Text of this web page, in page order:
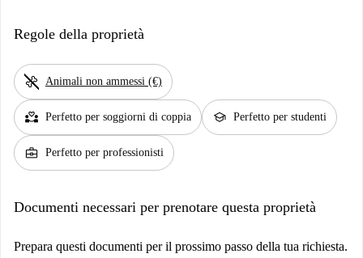
Regole della proprietà
pet_supplies Animali non ammessi (€)
partner_heart Perfetto per soggiorni di coppia school Perfetto per studenti
business_center Perfetto per professionisti
Documenti necessari per prenotare questa proprietà
Prepara questi documenti per il prossimo passo della tua richiesta.